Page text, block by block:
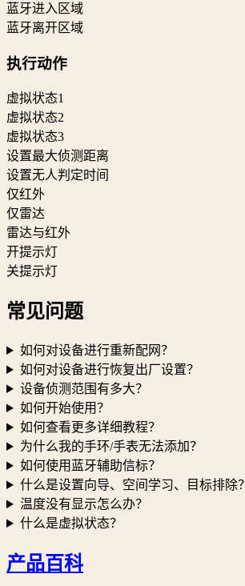
蓝牙进入区域
蓝牙离开区域
执行动作
虚拟状态1
虚拟状态2
虚拟状态3
设置最大侦测距离
设置无人判定时间
仅红外
仅雷达
雷达与红外
开提示灯
关提示灯
常见问题
如何对设备进行重新配网？
如何对设备进行恢复出厂设置？
设备侦测范围有多大？
如何开始使用？
如何查看更多详细教程？
为什么我的手环/手表无法添加？
如何使用蓝牙辅助信标？
什么是设置向导、空间学习、目标排除？
温度没有显示怎么办？
什么是虚拟状态？
产品百科